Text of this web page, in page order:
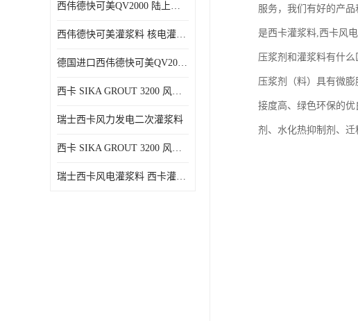
西伟德快可美QV2000 陆上风电灌浆料 均匀、 流动度好、可泵送
西伟德快可美灌浆料 核电灌浆材料
德国进口西伟德快可美QV2000PLUS陆上风电灌浆料 优异耐疲劳性能
西卡 SIKA GROUT 3200 风电 灌浆料
瑞士西卡风力发电二次灌浆料
西卡 SIKA GROUT 3200 风电 灌浆料 214 灌浆料
瑞士西卡风电灌浆料 西卡灌浆料 西卡海上风电灌浆料 西卡灌浆料
服务，我们有好的产
是西卡灌浆料,西卡风
压浆剂和灌浆料有什么
压浆剂（料）具有微
接度高、绿色环保的
剂、水化热抑制剂、